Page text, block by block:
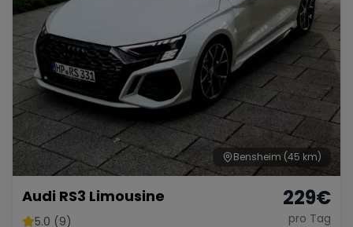
Bensheim (45 km)
Audi RS3 Limousine
5.0 (9)
229€
pro Tag